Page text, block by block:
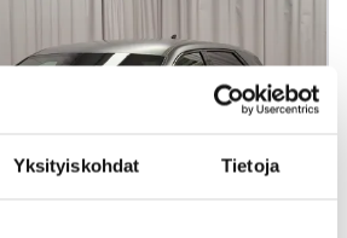
Yksityiskohdat Tietoja